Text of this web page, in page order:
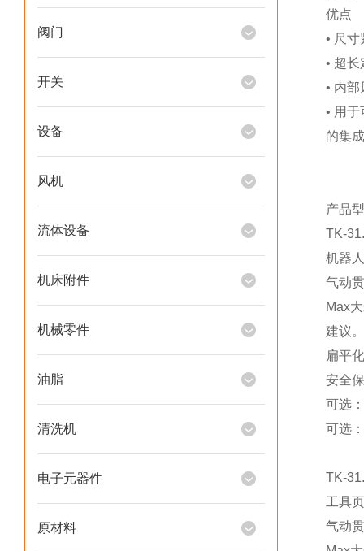
阀门
开关
设备
风机
流体设备
机床附件
机械零件
油脂
清洗机
电子元器件
原材料
优点
• 尺寸
• 超
• 内部
• 用
的集
产品
TK-
机器
气动
Max
建议
扁平
安全
可选
可选
TK-
工具
气动